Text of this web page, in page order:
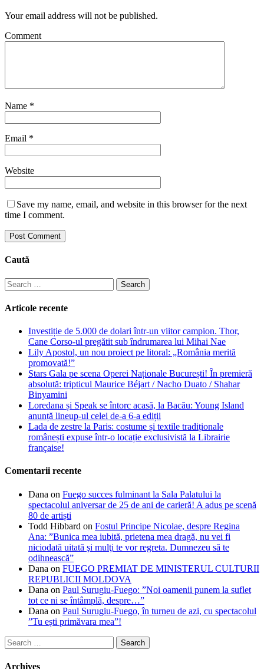
Your email address will not be published.
Comment
Name *
Email *
Website
Save my name, email, and website in this browser for the next
time I comment.
Caută
Search
for:
Articole recente
Investiție de 5.000 de dolari într-un viitor campion. Thor,
Cane Corso-ul pregătit sub îndrumarea lui Mihai Nae
Lily Apostol, un nou proiect pe litoral: „România merită
promovată!”
Stars Gala pe scena Operei Naționale București! În premieră
absolută: tripticul Maurice Béjart / Nacho Duato / Shahar
Binyamini
Loredana și Speak se întorc acasă, la Bacău: Young Island
anunță lineup-ul celei de-a 6-a ediții
Lada de zestre la Paris: costume și textile tradiționale
românești expuse într-o locație exclusivistă la Librairie
française!
Comentarii recente
Dana on Fuego succes fulminant la Sala Palatului la
spectacolul aniversar de 25 de ani de carieră! A adus pe scenă
80 de artiști
Todd Hibbard on Fostul Principe Nicolae, despre Regina
Ana: ”Bunica mea iubită, prietena mea dragă, nu vei fi
niciodată uitată şi mulţi te vor regreta. Dumnezeu să te
odihnească”
Dana on FUEGO PREMIAT DE MINISTERUL CULTURII
REPUBLICII MOLDOVA
Dana on Paul Surugiu-Fuego: ”Noi oamenii punem la suflet
tot ce ni se întâmplă, despre…”
Dana on Paul Surugiu-Fuego, în turneu de azi, cu spectacolul
”Tu ești primăvara mea”!
Search
for:
Archives